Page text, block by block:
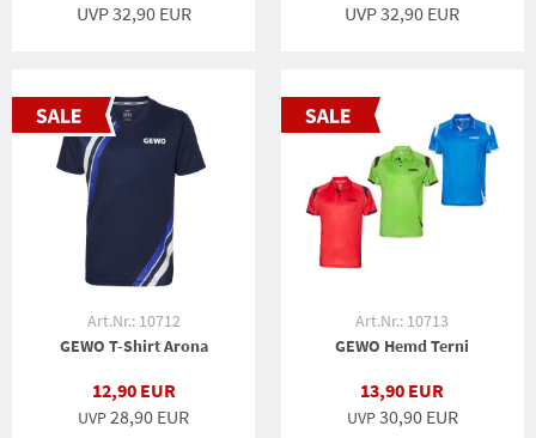
UVP 32,90 EUR UVP 32,90 EUR
Art.Nr.: 10712
GEWO T-Shirt Arona
12,90 EUR
UVP28,90 EUR
Art.Nr.: 10713
GEWO Hemd Terni
13,90 EUR
UVP30,90 EUR